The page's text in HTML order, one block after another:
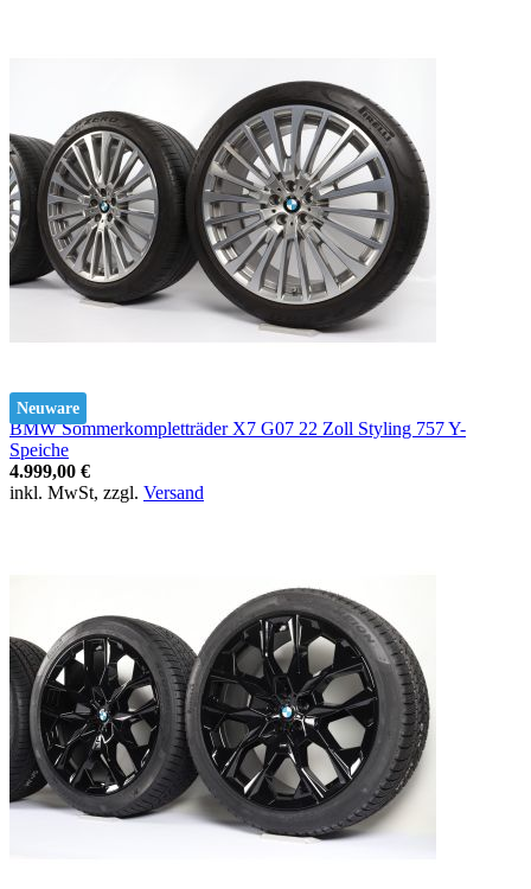
Neuware
BMW Sommerkompletträder X7 G07 22 Zoll Styling 757 Y-
Speiche
4.999,00 €
inkl. MwSt, zzgl. Versand